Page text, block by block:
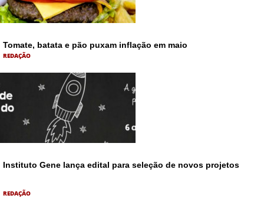
Tomate, batata e pão puxam inflação em maio
REDAÇÃO
Instituto Gene lança edital para seleção de novos projetos
REDAÇÃO